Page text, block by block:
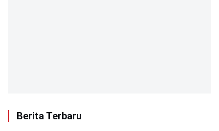
Berita Terbaru